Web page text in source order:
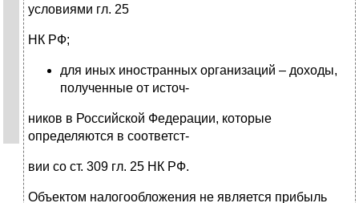
условиями гл. 25
НК РФ;
для иных иностранных организаций – доходы,
полученные от источ-
ников в Российской Федерации, которые
определяются в соответст-
вии со ст. 309 гл. 25 НК РФ.
Объектом налогообложения не является прибыль